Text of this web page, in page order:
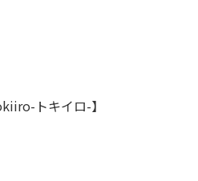
トキイロ-】